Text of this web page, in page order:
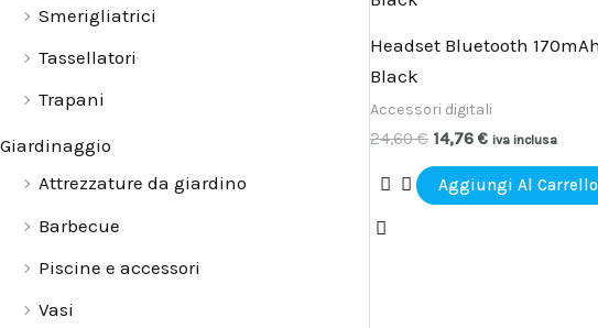
Smerigliatrici
Tassellatori
Trapani
Giardinaggio
Attrezzature da giardino
Barbecue
Piscine e accessori
Vasi
Headset Bluetooth 170mAh
Black
Accessori digitali
24,60€
24,60 €.
14,76 €
14,76 €.
iva inclusa
Aggiungi Al Carrello